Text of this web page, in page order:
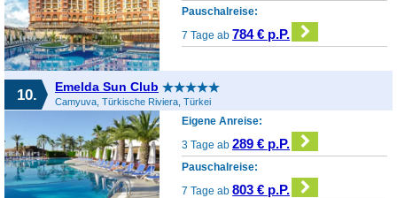
Pauschalreise:
7 Tage ab 784 € p.P.
10. Emelda Sun Club
Camyuva, Türkische Riviera, Türkei
Eigene Anreise:
3 Tage ab289 € p.P.
Pauschalreise:
7 Tage ab803 € p.P.